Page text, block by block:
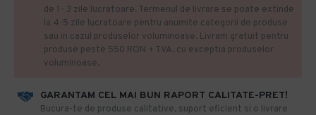
GARANTAM CEL MAI BUN RAPORT CALITATE-PRET!
​Bucura-te de produse calitative, suport eficient si o livrare
de 1- 3 zile lucratoare. Termenul de livrare se poate extinde
la 4-5 zile lucratoare pentru anumite categorii de produse
sau in cazul produselor voluminoase. Livram gratuit pentru
produse peste 550 RON + TVA, cu exceptia produselor
voluminoase.